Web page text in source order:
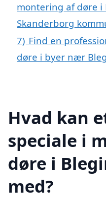
montering af døre i
Skanderborg
7) Find en
døre i byer nær
Hvad kan
speciale i
døre i
med?